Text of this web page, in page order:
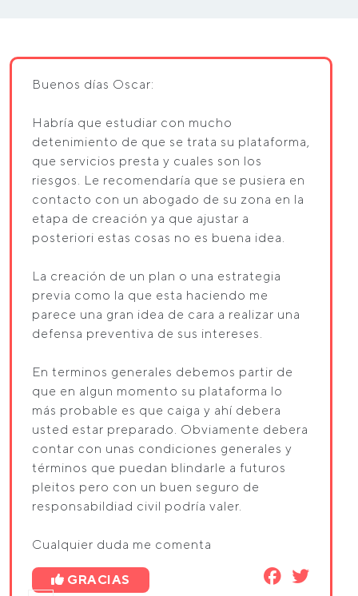
Buenos días Oscar:
Habría que estudiar con mucho
detenimiento de que se trata su plataforma,
que servicios presta y cuales son los
riesgos. Le recomendaría que se pusiera en
contacto con un abogado de su zona en la
etapa de creación ya que ajustar a
posteriori estas cosas no es buena idea.
La creación de un plan o una estrategia
previa como la que esta haciendo me
parece una gran idea de cara a realizar una
defensa preventiva de sus intereses.
En terminos generales debemos partir de
que en algun momento su plataforma lo
más probable es que caiga y ahí debera
usted estar preparado. Obviamente debera
contar con unas condiciones generales y
términos que puedan blindarle a futuros
pleitos pero con un buen seguro de
responsabildiad civil podría valer.
Cualquier duda me comenta
GRACIAS